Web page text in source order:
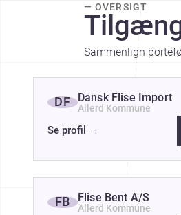
— OVERSIGT
Sammenlign
DF Dansk Flise Import
Allerd Kommune
Se profil →
FB Flise Bent A/S
Allerd Kommune